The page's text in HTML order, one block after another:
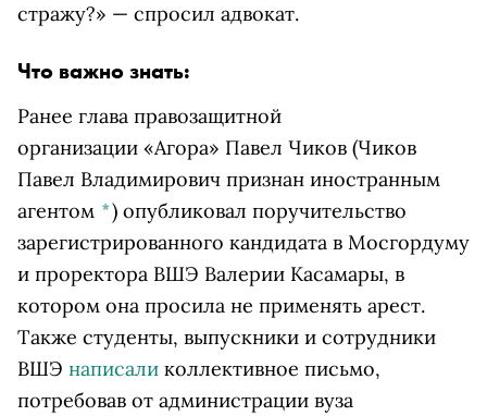
стражу?» — спросил адвокат.
Что важно знать:
Ранее глава правозащитной
организации «Агора» Павел Чиков (Чиков
Павел Владимирович признан иностранным
агентом *) опубликовал поручительство
зарегистрированного кандидата в Мосгордуму
и проректора ВШЭ Валерии Касамары, в
котором она просила не применять арест.
Также студенты, выпускники и сотрудники
ВШЭ написали коллективное письмо,
потребовав от администрации вуза